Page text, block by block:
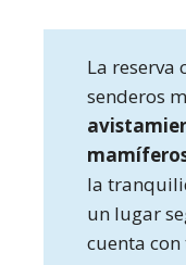
La reserva
senderos
la
un lugar
cuenta